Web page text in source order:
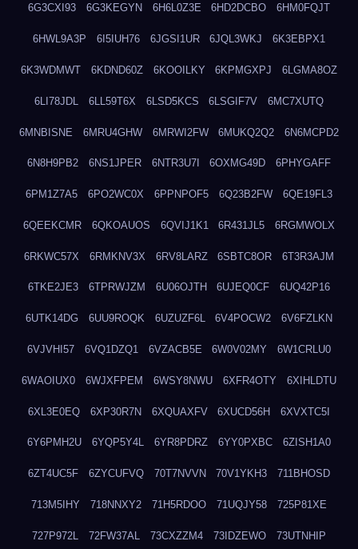
6G3CXI93 6G3KEGYN 6H6L0Z3E 6HD2DCBO 6HM0FQJT
6HWL9A3P 6I5IUH76 6JGSI1UR 6JQL3WKJ 6K3EBPX1
6K3WDMWT 6KDND60Z 6KOOILKY 6KPMGXPJ 6LGMA8OZ
6LI78JDL 6LL59T6X 6LSD5KCS 6LSGIF7V 6MC7XUTQ
6MNBISNE 6MRU4GHW 6MRWI2FW 6MUKQ2Q2 6N6MCPD2
6N8H9PB2 6NS1JPER 6NTR3U7I 6OXMG49D 6PHYGAFF
6PM1Z7A5 6PO2WC0X 6PPNPOF5 6Q23B2FW 6QE19FL3
6QEEKCMR 6QKOAUOS 6QVIJ1K1 6R431JL5 6RGMWOLX
6RKWC57X 6RMKNV3X 6RV8LARZ 6SBTC8OR 6T3R3AJM
6TKE2JE3 6TPRWJZM 6U06OJTH 6UJEQ0CF 6UQ42P16
6UTK14DG 6UU9ROQK 6UZUZF6L 6V4POCW2 6V6FZLKN
6VJVHI57 6VQ1DZQ1 6VZACB5E 6W0V02MY 6W1CRLU0
6WAOIUX0 6WJXFPEM 6WSY8NWU 6XFR4OTY 6XIHLDTU
6XL3E0EQ 6XP30R7N 6XQUAXFV 6XUCD56H 6XVXTC5I
6Y6PMH2U 6YQP5Y4L 6YR8PDRZ 6YY0PXBC 6ZISH1A0
6ZT4UC5F 6ZYCUFVQ 70T7NVVN 70V1YKH3 711BHOSD
713M5IHY 718NNXY2 71H5RDOO 71UQJY58 725P81XE
727P972L 72FW37AL 73CXZZM4 73IDZEWO 73UTNHIP